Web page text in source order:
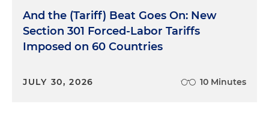
And the (Tariff) Beat Goes On: New
Section 301 Forced-Labor Tariffs
Imposed on 60 Countries
JULY 30, 2026 10 Minutes